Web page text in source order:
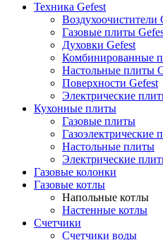
Техника Gefest
Воздухоочистители
Газовые плиты
Духовки Gefest
Комбинированные
Настольные плиты
Поверхности Gefest
Электрические
Кухонные плиты
Газовые плиты
Газоэлектрические
Настольные плиты
Электрические
Газовые колонки
Газовые котлы
Напольные котлы
Настенные котлы
Счетчики
Счетчики воды